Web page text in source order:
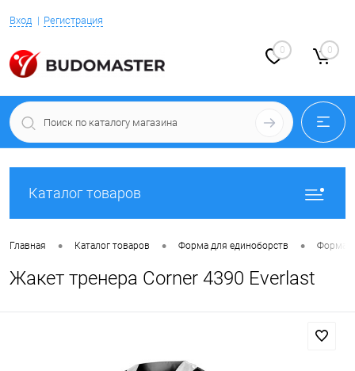
Вход Регистрация
0 0
Каталог товаров
Главная • Каталог товаров • Форма для единоборств • Форма
Жакет тренера Corner 4390 Everlast